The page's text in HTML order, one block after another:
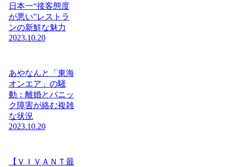
日本一“接客態度
が悪い”レストラ
ンの新鮮な魅力
2023.10.20
あやなんと「東海
オンエア」の騒
動：離婚とパニッ
ク障害が絡む複雑
な状況
2023.10.20
【ＶＩＶＡＮＴ最